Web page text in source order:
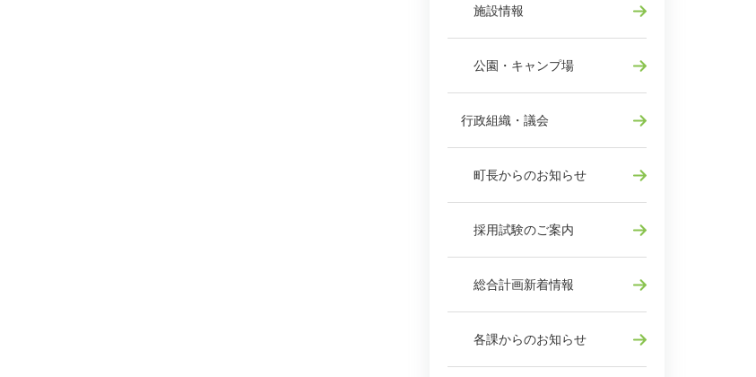
施設情報
公園・キャンプ場
行政組織・議会
町長からのお知らせ
採用試験のご案内
総合計画新着情報
各課からのお知らせ